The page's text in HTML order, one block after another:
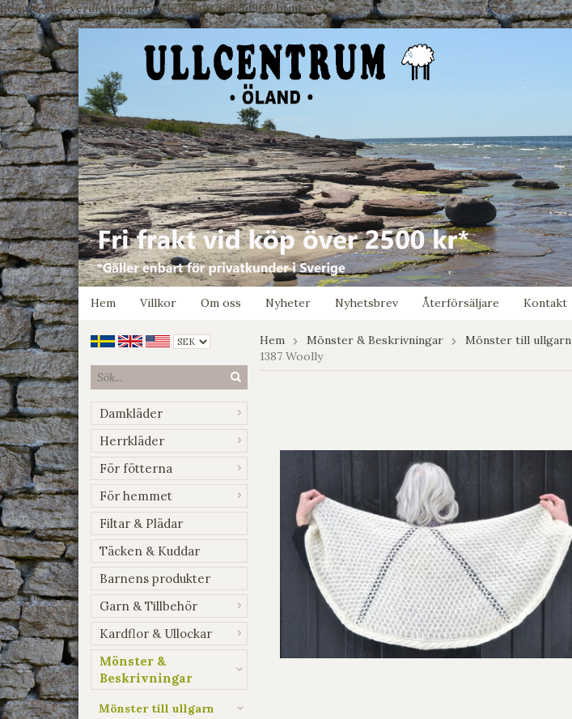
google-site-verification: google7e4b1026db5d9f32.html
Hem
Villkor Om oss Nyheter Nyhetsbrev Återförsäljare Kontakt
Damkläder
Herrkläder
För fötterna
För hemmet
Filtar & Plädar
Täcken & Kuddar
Barnens produkter
Garn & Tillbehör
Kardflor & Ullockar
Mönster &
Beskrivningar
Mönster till ullgarn
Hem Mönster & Beskrivningar Mönster till ullgarn
1387 Woolly